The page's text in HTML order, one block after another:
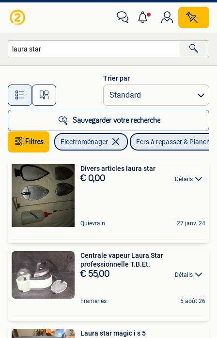
Toutes les distances…
Trier par
Sauvegarder votre recherche
Filtres Electroménager Fers à repasser &
Divers articles laura star
€ 0,00 Détails
Quievrain 27 janv. 24
Centrale vapeur Laura Star
professionnelle T.B.Et.
€ 55,00 Détails
Frameries 5 août 26
Laura star magic i s 5